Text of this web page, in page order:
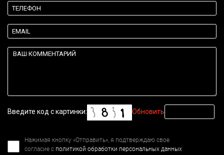
Введите код с картинки: Обновить
Нажимая кнопку «Отправить», я подтверждаю свое
согласие с политикой обработки персональных данных